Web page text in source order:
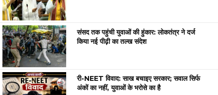
संसद तक पहुंची युवाओं की हुंकार: लोकतंत्र ने दर्ज
किया नई पीढ़ी का तल्ख संदेश
री-NEET विवाद: साख बचाइए सरकार; सवाल सिर्फ
अंकों का नहीं, युवाओं के भरोसे का है